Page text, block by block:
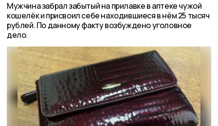
Мужчина забрал забытый на прилавке в аптеке чужой
кошелёк и присвоил себе находившиеся в нём 25 тысяч
рублей. По данному факту возбуждено уголовное
дело.